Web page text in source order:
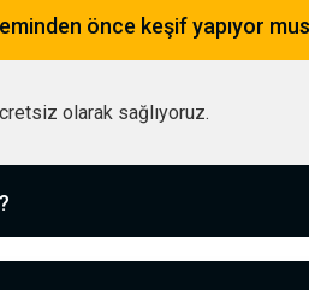
önce keşif yapıyor
olarak sağlıyoruz.